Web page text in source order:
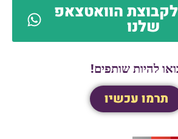
הוואטצאפ
שלנו
להיות שותפים!
תרמו עכשיו